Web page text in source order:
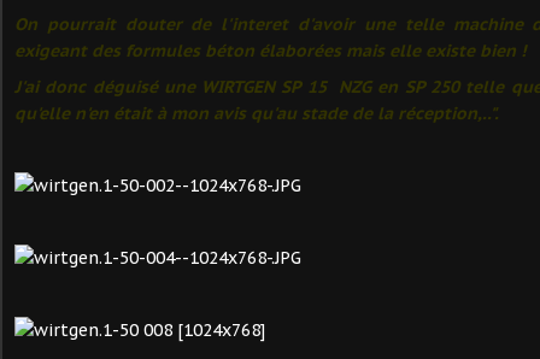
On pourrait douter de l'interet d'avoir une telle machine
exigeant des formules béton élaborées mais elle existe bien !
J'ai donc déguisé une WIRTGEN SP 15 NZG en SP 250 telle
qu'elle n'en était à mon avis qu'au stade de la réception,..".